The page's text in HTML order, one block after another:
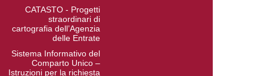
CATASTO - Progetti
straordinari di
cartografia dell’Agenzia
delle Entrate
Sistema Informativo del
Comparto Unico –
Istruzioni per la richiesta